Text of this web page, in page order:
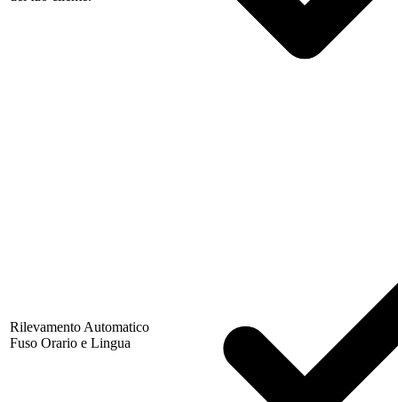
Rilevamento Automatico
Fuso Orario e Lingua